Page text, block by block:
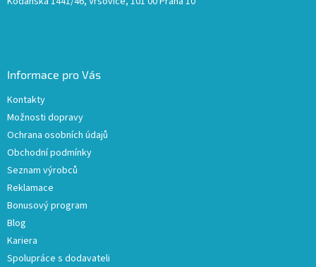
Informace pro Vás
Kontakty
Možnosti dopravy
Ochrana osobních údajů
Obchodní podmínky
Seznam výrobců
Reklamace
Bonusový program
Blog
Kariera
Spolupráce s dodavateli